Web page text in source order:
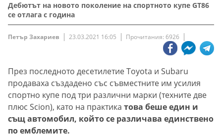
Дебютът на новото поколение на спортното купе GT86
се отлага с година
Петър Захариев 23.03.2021 16:05 Прочитания: 6926
През последното десетилетие Toyota и Subaru
продаваха създадено със съвместните им усилия
спортно купе под три различни марки (техните две
плюс Scion), като на практика това беше един и
същ автомобил, който се различава единствено
по емблемите.